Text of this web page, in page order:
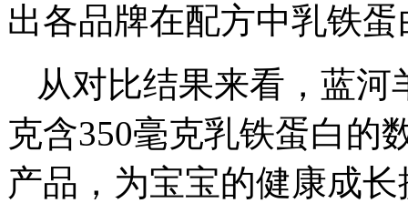
出各品牌在配方中乳铁
从对比结果来看，蓝河
克含350毫克乳铁蛋白的
产品，为宝宝的健康成